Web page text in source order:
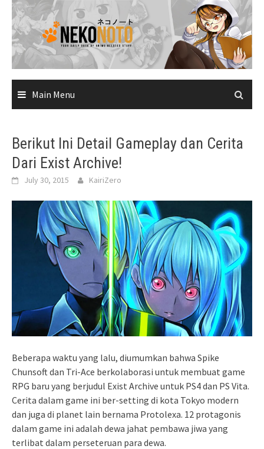
Skip
content
Main Menu
Berikut Ini Detail Gameplay dan Cerita
Dari Exist Archive!
July 30, 2015 KairiZero
Beberapa waktu yang lalu, diumumkan bahwa Spike
Chunsoft dan Tri-Ace berkolaborasi untuk membuat game
RPG baru yang berjudul Exist Archive untuk PS4 dan PS Vita.
Cerita dalam game ini ber-setting di kota Tokyo modern
dan juga di planet lain bernama Protolexa. 12 protagonis
dalam game ini adalah dewa jahat pembawa jiwa yang
terlibat dalam perseteruan para dewa.